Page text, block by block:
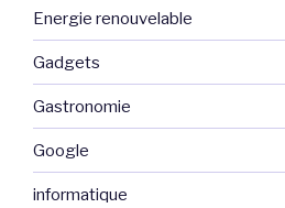
Energie renouvelable
Gadgets
Gastronomie
Google
informatique